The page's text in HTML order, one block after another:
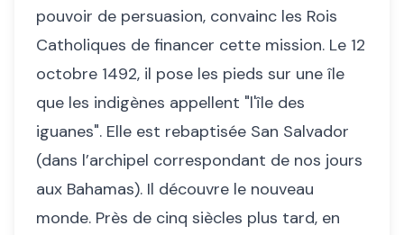
pouvoir de persuasion, convainc les Rois
Catholiques de financer cette mission. Le 12
octobre 1492, il pose les pieds sur une île
que les indigènes appellent "l'île des
iguanes". Elle est rebaptisée San Salvador
(dans l’archipel correspondant de nos jours
aux Bahamas). Il découvre le nouveau
monde. Près de cinq siècles plus tard, en